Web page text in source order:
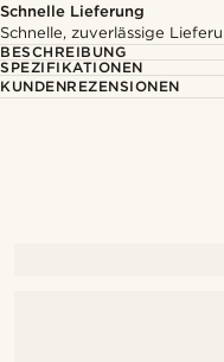
Schnelle Lieferung
Schnelle, zuverlässige
BESCHREIBUNG
SPEZIFIKATIONEN
KUNDENREZENSIONEN